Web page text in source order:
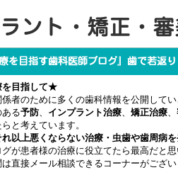
目指して★
者のために多くの歯科情報を公開して
る予防、 インプラント治療、 矯正治療、
と考えています。
以上悪くならない治療・虫歯や歯周病
が患者様の治療に役立てたら最高だと
直接メール相談できるコーナーがござ